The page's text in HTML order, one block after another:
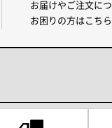
お届けやご注文に
お困りの方はこち